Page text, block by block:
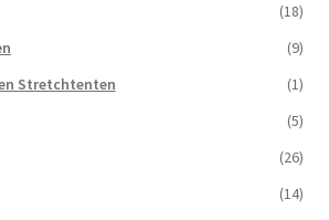
(18)
(9)
Stretchtenten
(1)
(5)
(26)
(14)